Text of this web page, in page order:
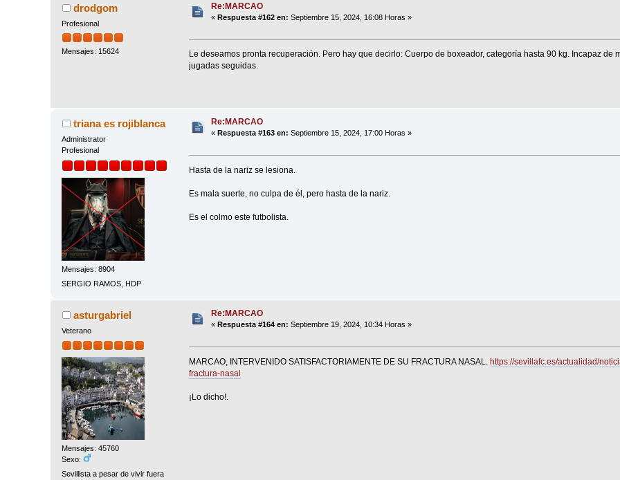
drodgom
Profesional
Mensajes: 15624
Re:MARCAO
«Respuesta #162 en: Septiembre 15, 2024, 16:08 Horas »
Le deseamos pronta recuperación. Pero hay que decirlo: Cuerpo de boxeador, categoría hasta 90 kg. Incapaz de
jugadas seguidas.
triana es rojiblanca
Administrator
Profesional
Mensajes: 8904
SERGIO RAMOS, HDP
Re:MARCAO
« Respuesta #163 en: Septiembre 15, 2024, 17:00 Horas »
Hasta de la nariz se lesiona.
Es mala suerte, no culpa de él, pero hasta de la nariz.
Es el colmo este futbolista.
asturgabriel
Veterano
Mensajes: 45760
Sexo:
Sevillista a pesar de vivir fuera
Re:MARCAO
« Respuesta #164 en: Septiembre 19, 2024, 10:34 Horas »
MARCAO, INTERVENIDO SATISFACTORIAMENTE DE SU FRACTURA NASAL. https://sevillafc.es/actualidad/
fractura-nasal
¡Lo dicho!.